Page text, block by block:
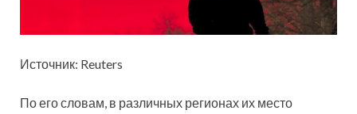
Источник: Reuters
По его словам, в различных регионах их место